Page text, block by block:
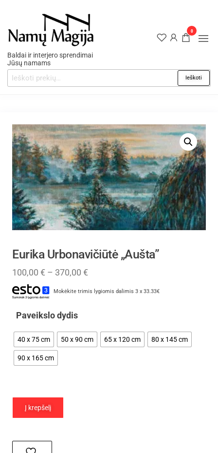
Baldai ir interjero sprendimai
Jūsų namams
Ieškoti
0
Eurika Urbonavičiūtė „Aušta”
100,00 € – 370,00 €
Mokėkite trimis lygiomis dalimis 3 x 33.33€
Paveikslo dydis
40 x 75 cm 50 x 90 cm 65 x 120 cm 80 x 145 cm
90 x 165 cm
Į krepšelį